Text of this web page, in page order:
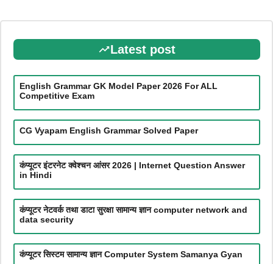
Latest post
English Grammar GK Model Paper 2026 For ALL
Competitive Exam
CG Vyapam English Grammar Solved Paper
कंप्यूटर इंटरनेट क्वेश्चन आंसर 2026 | Internet Question Answer
in Hindi
कंप्यूटर नेटवर्क तथा डाटा सुरक्षा सामान्य ज्ञान computer network and
data security
कंप्यूटर सिस्टम सामान्य ज्ञान Computer System Samanya Gyan